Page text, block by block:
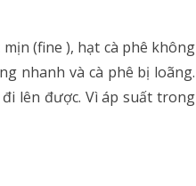
(fine ), hạt cà phê không
nhanh và cà phê bị loãng.
lên được. Vì áp suất trong